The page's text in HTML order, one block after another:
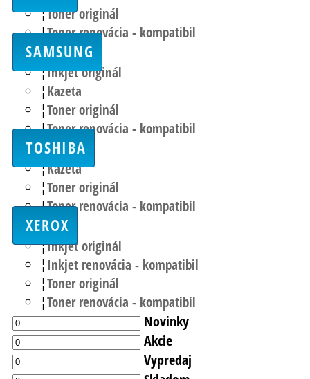
Toner originál
Toner renovácia - kompatibil
SAMSUNG
Inkjet originál
Kazeta
Toner originál
Toner renovácia - kompatibil
TOSHIBA
Kazeta
Toner originál
Toner renovácia - kompatibil
XEROX
Inkjet originál
Inkjet renovácia - kompatibil
Toner originál
Toner renovácia - kompatibil
Novinky
Akcie
Vypredaj